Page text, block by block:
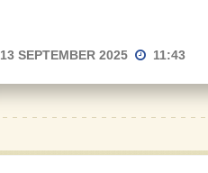
13 SEPTEMBER 2025 11:43